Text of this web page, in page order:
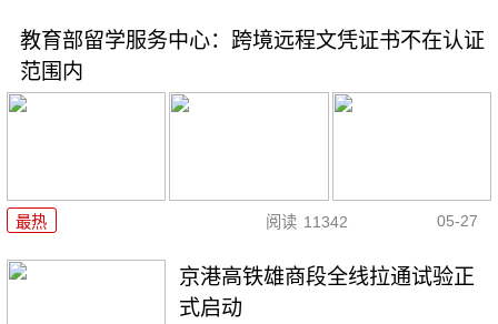
教育部留学服务中心：跨境远程文凭证书不在认证
范围内
最热 阅读 11342 05-27
京港高铁雄商段全线拉通试验正
式启动